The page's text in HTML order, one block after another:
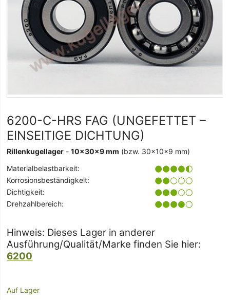
6200-C-HRS FAG (UNGEFETTET –
EINSEITIGE DICHTUNG)
Rillenkugellager -10x30x9 mm (bzw. 30x10x9 mm)
Materialbelastbarkeit:
Korrosionsbeständigkeit:
Dichtigkeit:
Drehzahlbereich:
Hinweis: Dieses Lager in anderer
Ausführung/Qualität/Marke finden Sie hier:
6200
Auf Lager